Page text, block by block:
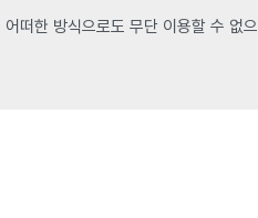
떠한 방식으로도 무단 이용할 수 없으